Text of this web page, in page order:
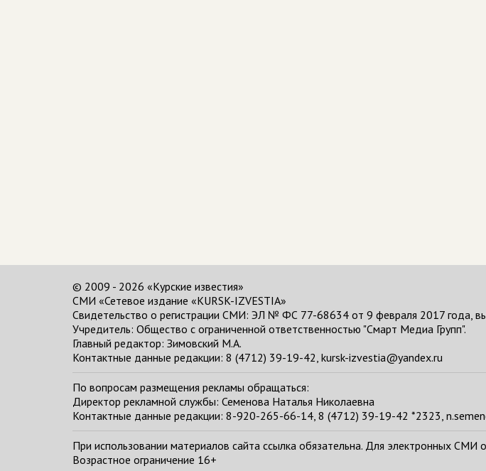
© 2009 - 2026 «Курские известия»
СМИ «Сетевое издание «KURSK-IZVESTIA»
Свидетельство о регистрации СМИ: ЭЛ № ФС 77-68634 от 9 февраля 2017 года,
Учредитель: Общество с ограниченной ответственностью "Смарт Медиа Групп".
Главный редактор: Зимовский М.А.
Контактные данные редакции: 8 (4712) 39-19-42, kursk-izvestia@yandex.ru
По вопросам размещения рекламы обращаться:
Директор рекламной службы: Семенова Наталья Николаевна
Контактные данные редакции: 8-920-265-66-14, 8 (4712) 39-19-42 *2323,
При использовании материалов сайта ссылка обязательна. Для электронных
Возрастное ограничение 16+